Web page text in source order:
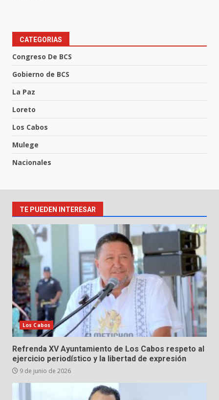
CATEGORIAS
Congreso De BCS
Gobierno de BCS
La Paz
Loreto
Los Cabos
Mulege
Nacionales
TE PUEDEN INTERESAR
Los Cabos
Refrenda XV Ayuntamiento de Los Cabos respeto al
ejercicio periodístico y la libertad de expresión
9 de junio de 2026